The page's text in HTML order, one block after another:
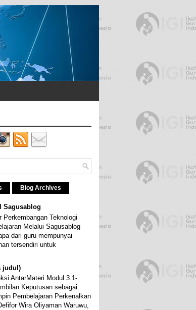
Blog Archives
Sagusablog
Perkembangan Teknologi
Melalui Sagusablog
dari guru mempunyai
tersendiri untuk
judul)
AntarMateri Modul 3.1-
Keputusan sebagai
Pembelajaran Perkenalkan
Wira Oliyaman Waruwu,